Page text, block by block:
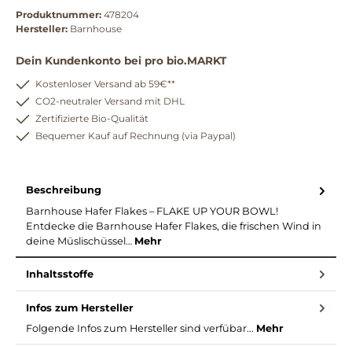
Produktnummer: 478204
Hersteller: Barnhouse
Dein Kundenkonto bei pro bio.MARKT
Kostenloser Versand ab 59€**
CO2-neutraler Versand mit DHL
Zertifizierte Bio-Qualität
Bequemer Kauf auf Rechnung (via Paypal)
Beschreibung
Barnhouse Hafer Flakes – FLAKE UP YOUR BOWL!
Entdecke die Barnhouse Hafer Flakes, die frischen Wind in
deine Müslischüssel… Mehr
Inhaltsstoffe
Infos zum Hersteller
Folgende Infos zum Hersteller sind verfübar... Mehr